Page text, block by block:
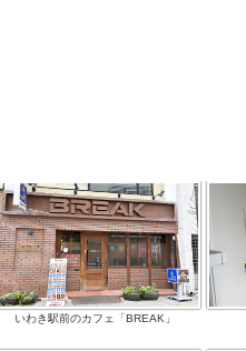
いわき駅前のカフェ「BREAK」